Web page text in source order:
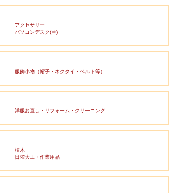
アクセサリー
パソコンデスク(⇒)
服飾小物（帽子・ネクタイ・ベルト等）
洋服お直し・リフォーム・クリーニング
植木
日曜大工・作業用品